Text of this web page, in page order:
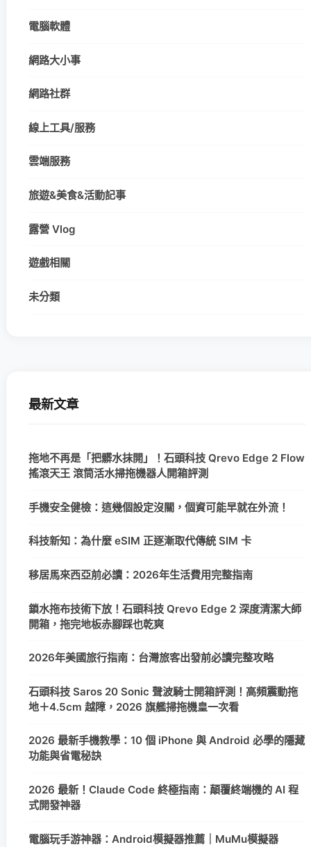
電腦軟體
網路大小事
網路社群
線上工具/服務
雲端服務
旅遊&美食&活動記事
露營 Vlog
遊戲相關
未分類
最新文章
拖地不再是「把髒水抹開」！石頭科技 Qrevo Edge 2 Flow
搖滾天王 滾筒活水掃拖機器人開箱評測
手機安全健檢：這幾個設定沒關，個資可能早就在外流！
科技新知：為什麼 eSIM 正逐漸取代傳統 SIM 卡
移居馬來西亞前必讀：2026年生活費用完整指南
鎖水拖布技術下放！石頭科技 Qrevo Edge 2 深度清潔大師
開箱，拖完地板赤腳踩也乾爽
2026年美國旅行指南：台灣旅客出發前必讀完整攻略
石頭科技 Saros 20 Sonic 聲波騎士開箱評測！高頻震動拖
地＋4.5cm 越障，2026 旗艦掃拖機皇一次看
2026 最新手機教學：10 個 iPhone 與 Android 必學的隱藏
功能與省電秘訣
2026 最新！Claude Code 終極指南：顛覆終端機的 AI 程
式開發神器
電腦玩手游神器：Android模擬器推薦｜MuMu模擬器